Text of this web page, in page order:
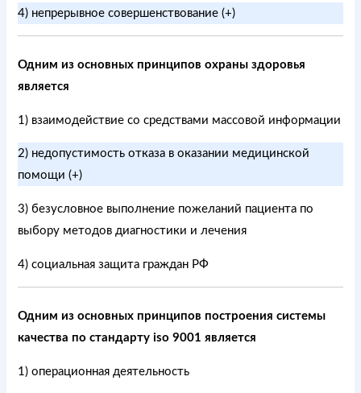
4) непрерывное совершенствование (+)
Одним из основных принципов охраны здоровья
является
1) взаимодействие со средствами массовой информации
2) недопустимость отказа в оказании медицинской
помощи (+)
3) безусловное выполнение пожеланий пациента по
выбору методов диагностики и лечения
4) социальная защита граждан РФ
Одним из основных принципов построения системы
качества по стандарту iso 9001 является
1) операционная деятельность